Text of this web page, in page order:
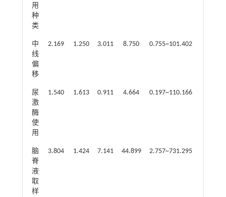
用
种
类
中
线
偏
移
2.169 1.250 3.011 8.750 0.755~101.402
尿
激
酶
使
用
1.540 1.613 0.911 4.664 0.197~110.166
脑
脊
液
取
样
3.804 1.424 7.141 44.899 2.757~731.295